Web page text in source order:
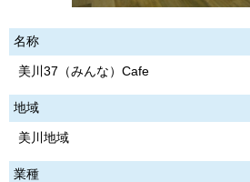
名称
美川37（みんな）Cafe
地域
美川地域
業種